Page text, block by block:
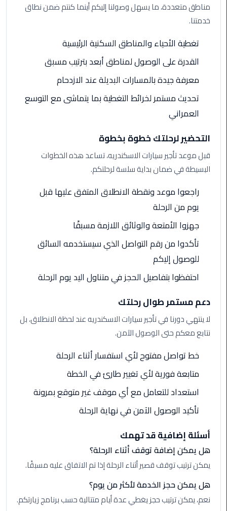
الي
مرسي
تاكسي
اسكندريه
ليموزين
والإسكندرية
ليموزين
ليموزين
الاسكندرية
مطار
القاهرة
الدقي
ليموزين
من
للاسكندرية
العجوزه
من
مطار
القاهرة
ليموزين
فيصل
مناطق متعددة، ما يسهل وصولنا إليكم أينما كنتم ضمن نطاق
خدمتنا.
تغطية الأحياء والمناطق السكنية الرئيسية
القدرة على الوصول لمناطق أبعد بترتيب مسبق
معرفة جيدة بالمسارات البديلة عند الازدحام
تحديث مستمر لخرائط التغطية بما يتماشى مع التوسع
العمراني
التحضير لرحلتك خطوة بخطوة
قبل موعد تأجير سيارات الاسكندريه، تساعد هذه الخطوات
البسيطة في ضمان بداية سلسة لرحلتكم.
راجعوا موعد ونقطة الانطلاق المتفق عليها قبل
يوم من الرحلة
جهزوا الأمتعة والوثائق اللازمة مسبقًا
تأكدوا من رقم التواصل الذي سيستخدمه السائق
للوصول إليكم
احتفظوا بتفاصيل الحجز في متناول اليد يوم الرحلة
دعم مستمر طوال رحلتك
لا ينتهي دورنا في تأجير سيارات الاسكندريه عند لحظة الانطلاق، بل
نتابع معكم حتى الوصول الآمن.
خط تواصل مفتوح لأي استفسار أثناء الرحلة
متابعة فورية لأي تغيير طارئ في الخطة
استعداد للتعامل مع أي موقف غير متوقع بمرونة
تأكيد الوصول الآمن في نهاية الرحلة
أسئلة إضافية قد تهمك
هل يمكن إضافة توقف أثناء الرحلة؟
يمكن ترتيب توقف قصير أثناء الرحلة إذا تم الاتفاق عليه مسبقًا.
هل يمكن حجز الخدمة لأكثر من يوم؟
نعم، يمكن ترتيب حجز يغطي عدة أيام متتالية حسب برنامج زيارتكم.